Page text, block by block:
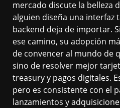
mercado discute la belleza
alguien diseña una interfaz
backend deja de importar.
ese camino, su adopción
de convencer al mundo de
sino de resolver mejor
treasury y pagos digitales.
pero es consistente con el
lanzamientos y